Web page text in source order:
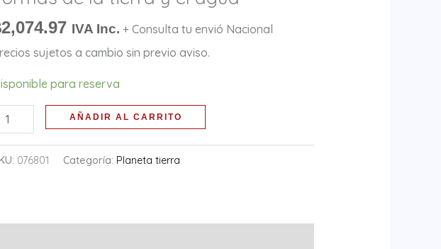
2,074.97 IVA Inc. + Consulta tu envió Nacional
sujetos a cambio sin previo aviso.
para reserva
AÑADIR AL CARRITO
076801 Categoría: Planeta tierra